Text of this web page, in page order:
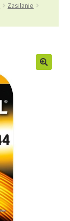
Zasilanie